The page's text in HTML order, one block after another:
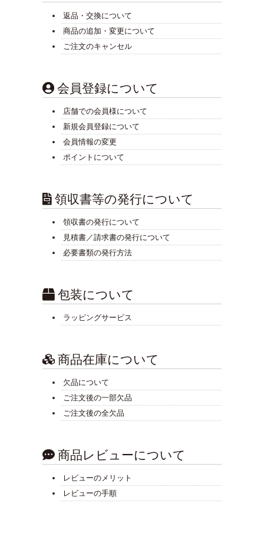
返品・交換について
商品の追加・変更について
ご注文のキャンセル
会員登録について
店舗での会員様について
新規会員登録について
会員情報の変更
ポイントについて
領収書等の発行について
領収書の発行について
見積書／請求書の発行について
必要書類の発行方法
包装について
ラッピングサービス
商品在庫について
欠品について
ご注文後の一部欠品
ご注文後の全欠品
商品レビューについて
レビューのメリット
レビューの手順